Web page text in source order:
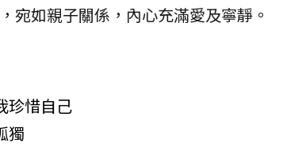
宛如親子關係，內心充滿愛及寧靜。
珍惜自己
獨